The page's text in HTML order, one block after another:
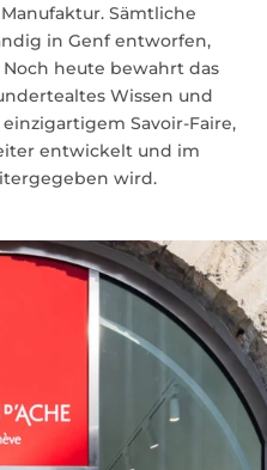
Sämtliche
in Genf entworfen,
heute bewahrt das
Wissen und
Savoir-Faire,
entwickelt und im
wird.